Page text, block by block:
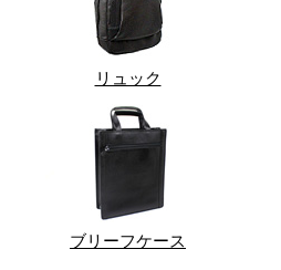
リュック
ブリーフケース